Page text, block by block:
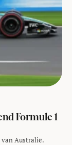
Formule 1
van Australië.